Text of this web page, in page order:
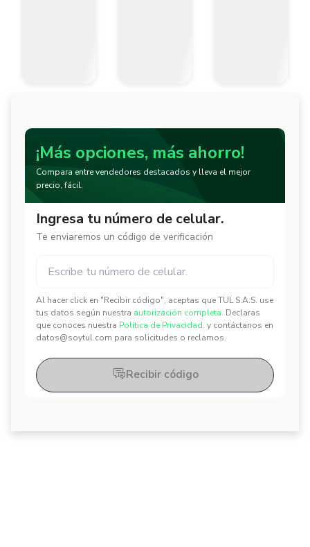
¡Más opciones, más ahorro!
Compara entre vendedores destacados y lleva el mejor
precio, fácil.
Ingresa tu número de celular.
Te enviaremos un código de verificación
Al hacer click en "Recibir código", aceptas que TUL S.A.S. use
tus datos según nuestra autorización completa. Declaras
que conoces nuestra Política de Privacidad. y contáctanos en
datos@soytul.com para solicitudes o reclamos.
✕
✕
Recibir código